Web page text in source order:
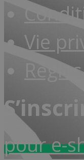
Vie
pour e-